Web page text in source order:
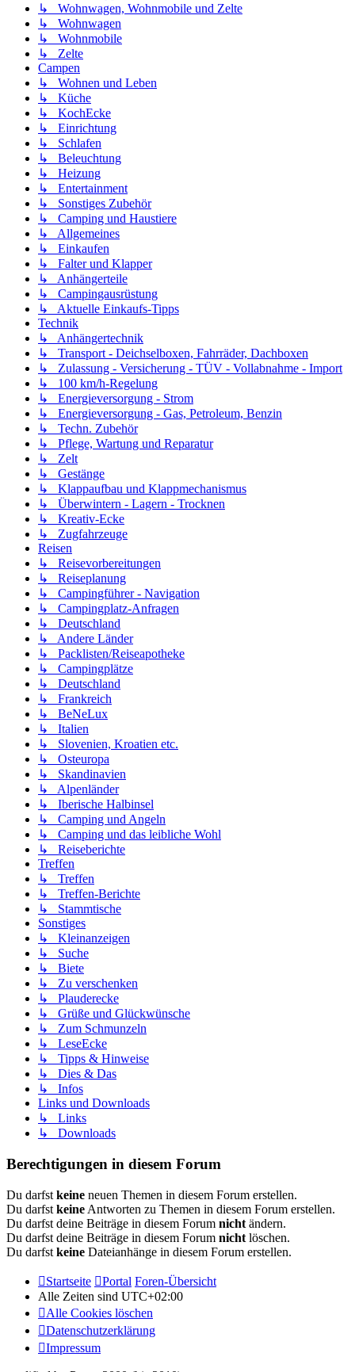
↳ Wohnwagen, Wohnmobile und Zelte
↳ Wohnwagen
↳ Wohnmobile
↳ Zelte
Campen
↳ Wohnen und Leben
↳ Küche
↳ KochEcke
↳ Einrichtung
↳ Schlafen
↳ Beleuchtung
↳ Heizung
↳ Entertainment
↳ Sonstiges Zubehör
↳ Camping und Haustiere
↳ Allgemeines
↳ Einkaufen
↳ Falter und Klapper
↳ Anhängerteile
↳ Campingausrüstung
↳ Aktuelle Einkaufs-Tipps
Technik
↳ Anhängertechnik
↳ Transport - Deichselboxen, Fahrräder, Dachboxen
↳ Zulassung - Versicherung - TÜV - Vollabnahme - Import
↳ 100 km/h-Regelung
↳ Energieversorgung - Strom
↳ Energieversorgung - Gas, Petroleum, Benzin
↳ Techn. Zubehör
↳ Pflege, Wartung und Reparatur
↳ Zelt
↳ Gestänge
↳ Klappaufbau und Klappmechanismus
↳ Überwintern - Lagern - Trocknen
↳ Kreativ-Ecke
↳ Zugfahrzeuge
Reisen
↳ Reisevorbereitungen
↳ Reiseplanung
↳ Campingführer - Navigation
↳ Campingplatz-Anfragen
↳ Deutschland
↳ Andere Länder
↳ Packlisten/Reiseapotheke
↳ Campingplätze
↳ Deutschland
↳ Frankreich
↳ BeNeLux
↳ Italien
↳ Slovenien, Kroatien etc.
↳ Osteuropa
↳ Skandinavien
↳ Alpenländer
↳ Iberische Halbinsel
↳ Camping und Angeln
↳ Camping und das leibliche Wohl
↳ Reiseberichte
Treffen
↳ Treffen
↳ Treffen-Berichte
↳ Stammtische
Sonstiges
↳ Kleinanzeigen
↳ Suche
↳ Biete
↳ Zu verschenken
↳ Plauderecke
↳ Grüße und Glückwünsche
↳ Zum Schmunzeln
↳ LeseEcke
↳ Tipps & Hinweise
↳ Dies & Das
↳ Infos
Links und Downloads
↳ Links
↳ Downloads
Berechtigungen in diesem Forum
Du darfst keine neuen Themen in diesem Forum erstellen.
Du darfst keine Antworten zu Themen in diesem Forum erstellen.
Du darfst deine Beiträge in diesem Forum nicht ändern.
Du darfst deine Beiträge in diesem Forum nicht löschen.
Du darfst keine Dateianhänge in diesem Forum erstellen.
Startseite Portal Foren-Übersicht
Alle Zeiten sind UTC+02:00
Alle Cookies löschen
Datenschutzerklärung
Impressum